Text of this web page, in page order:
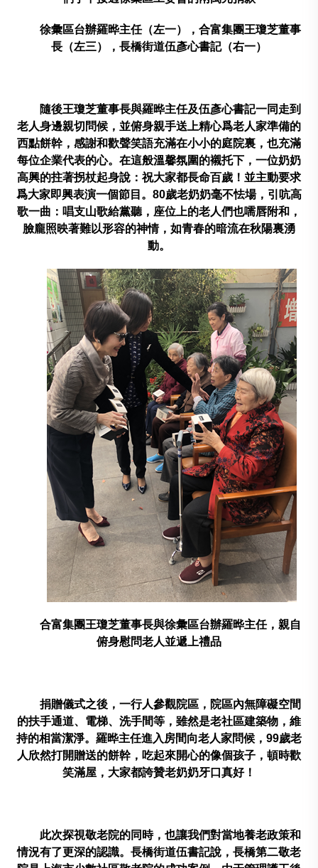
徐彙區台辦羅晔主任（左一），合富集團王瓊芝董事
長（左三），長橋街道伍彥心書記（右一）
隨後王瓊芝董事長與羅晔主任及伍彥心書記一同走到
老人身邊親切問候，並俯身親手送上精心爲老人家準備的
西點餅幹，感謝和歡聲笑語充滿在小小的庭院裏，也充滿
每位企業代表的心。在這般溫馨氛圍的襯托下，一位奶奶
高興的拄著拐杖起身說：祝大家都長命百歲！並主動要求
爲大家即興表演一個節目。 80歲老奶奶毫不怯場，引吭高
歌一曲：唱支山歌給黨聽，座位上的老人們也嚅唇附和，
臉龐照映著難以形容的神情，如青春的暗流在秋陽裏湧
動。
合富集團王瓊芝董事長與徐彙區台辦羅晔主任，親自
俯身慰問老人並遞上禮品
捐贈儀式之後，一行人參觀院區，院區內無障礙空間
的扶手通道、電梯、洗手間等，雖然是老社區建築物，維
持的相當潔淨。羅晔主任進入房間向老人家問候， 99歲老
人欣然打開贈送的餅幹，吃起來開心的像個孩子，頓時歡
笑滿屋，大家都誇贊老奶奶牙口真好！
此次探視敬老院的同時，也讓我們對當地養老政策和
情況有了更深的認識。長橋街道伍書記說，長橋第二敬老